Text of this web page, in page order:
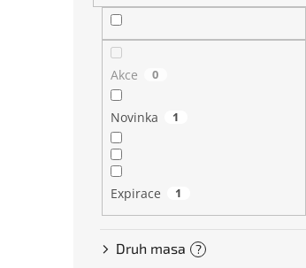
Akce 0
Novinka 1
Expirace 1
Druh masa ?